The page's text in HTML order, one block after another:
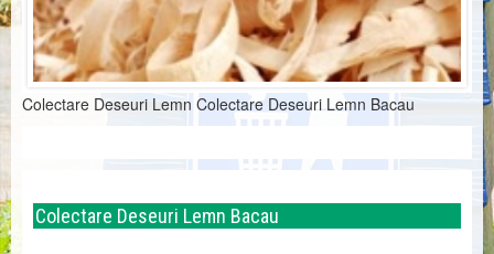
Colectare Deseuri Lemn Colectare Deseuri Lemn Bacau
Colectare Deseuri Lemn Bacau